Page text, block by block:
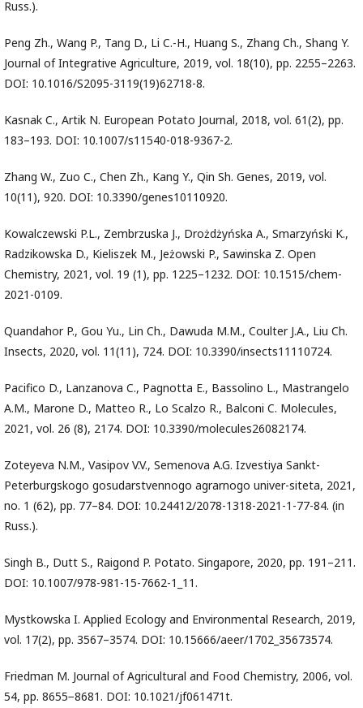
Russ.).
Peng Zh., Wang P., Tang D., Li C.-H., Huang S., Zhang Ch., Shang Y.
Journal of Integrative Agriculture, 2019, vol. 18(10), pp. 2255–2263.
DOI: 10.1016/S2095-3119(19)62718-8.
Kasnak C., Artik N. European Potato Journal, 2018, vol. 61(2), pp.
183–193. DOI: 10.1007/s11540-018-9367-2.
Zhang W., Zuo C., Chen Zh., Kang Y., Qin Sh. Genes, 2019, vol.
10(11), 920. DOI: 10.3390/genes10110920.
Kowalczewski P.L., Zembrzuska J., Drożdżyńska A., Smarzyński K.,
Radzikowska D., Kieliszek M., Jeżowski P., Sawinska Z. Open
Chemistry, 2021, vol. 19 (1), pp. 1225–1232. DOI: 10.1515/chem-
2021-0109.
Quandahor P., Gou Yu., Lin Ch., Dawuda M.M., Coulter J.A., Liu Ch.
Insects, 2020, vol. 11(11), 724. DOI: 10.3390/insects11110724.
Pacifico D., Lanzanova C., Pagnotta E., Bassolino L., Mastrangelo
A.M., Marone D., Matteo R., Lo Scalzo R., Balconi C. Molecules,
2021, vol. 26 (8), 2174. DOI: 10.3390/molecules26082174.
Zoteyeva N.M., Vasipov V.V., Semenova A.G. Izvestiya Sankt-
Peterburgskogo gosudarstvennogo agrarnogo univer-siteta, 2021,
no. 1 (62), pp. 77–84. DOI: 10.24412/2078-1318-2021-1-77-84. (in
Russ.).
Singh B., Dutt S., Raigond P. Potato. Singapore, 2020, pp. 191–211.
DOI: 10.1007/978-981-15-7662-1_11.
Mystkowska I. Applied Ecology and Environmental Research, 2019,
vol. 17(2), pp. 3567–3574. DOI: 10.15666/aeer/1702_35673574.
Friedman M. Journal of Agricultural and Food Chemistry, 2006, vol.
54, pp. 8655−8681. DOI: 10.1021/jf061471t.